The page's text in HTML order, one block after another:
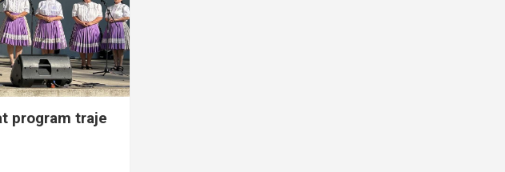
program traje